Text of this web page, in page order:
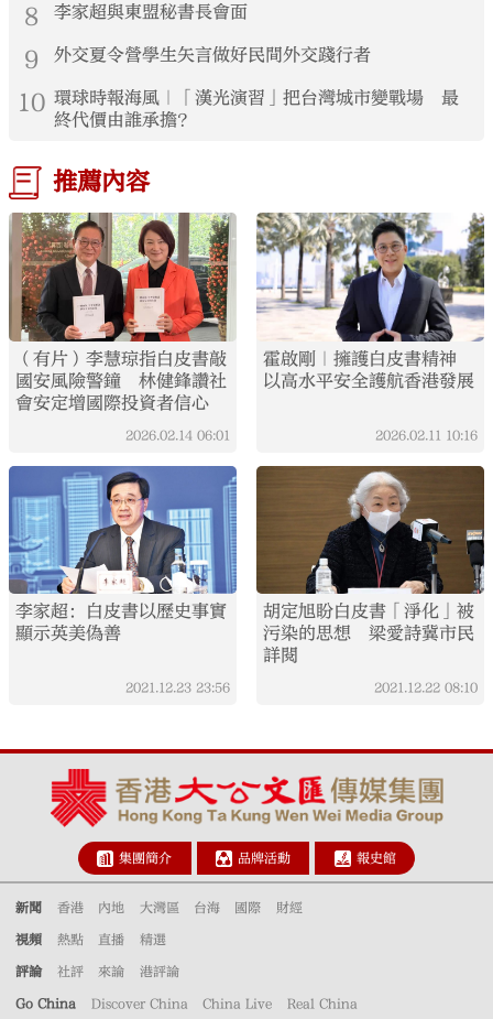
8 李家超與東盟秘書長會面
9 外交夏令營學生矢言做好民間外交踐行者
10 環球時報海風｜「漢光演習」把台灣城市變戰場 最
終代價由誰承擔？
推薦內容
（有片）李慧琼指白皮書敲
國安風險警鐘 林健鋒讚社
會安定增國際投資者信心
2026.02.14 06:01
霍啟剛｜擁護白皮書精神
以高水平安全護航香港發展
2026.02.11 10:16
李家超：白皮書以歷史事實
顯示英美偽善
2021.12.23 23:56
胡定旭盼白皮書「淨化」被
污染的思想 梁愛詩冀市民
詳閱
2021.12.22 08:10
集團簡介 品牌活動 報史館
新聞 香港 內地 大灣區 台海 國際 財經
視頻 熱點 直播 精選
評論 社評 來論 港評論
Go China Discover China China Live Real China